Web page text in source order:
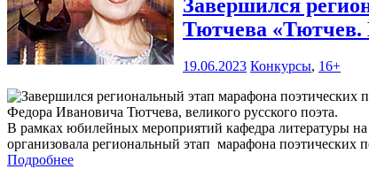
Завершился
Тютчева «Тютчев.
19.06.2023 Конкурсы, 16+
Федора Ивановича Тютчева, великого русского поэта.
В рамках юбилейных мероприятий кафедра литературы
организовала региональный этап марафона
Подробнее